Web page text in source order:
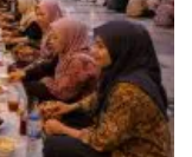
dalam tahap